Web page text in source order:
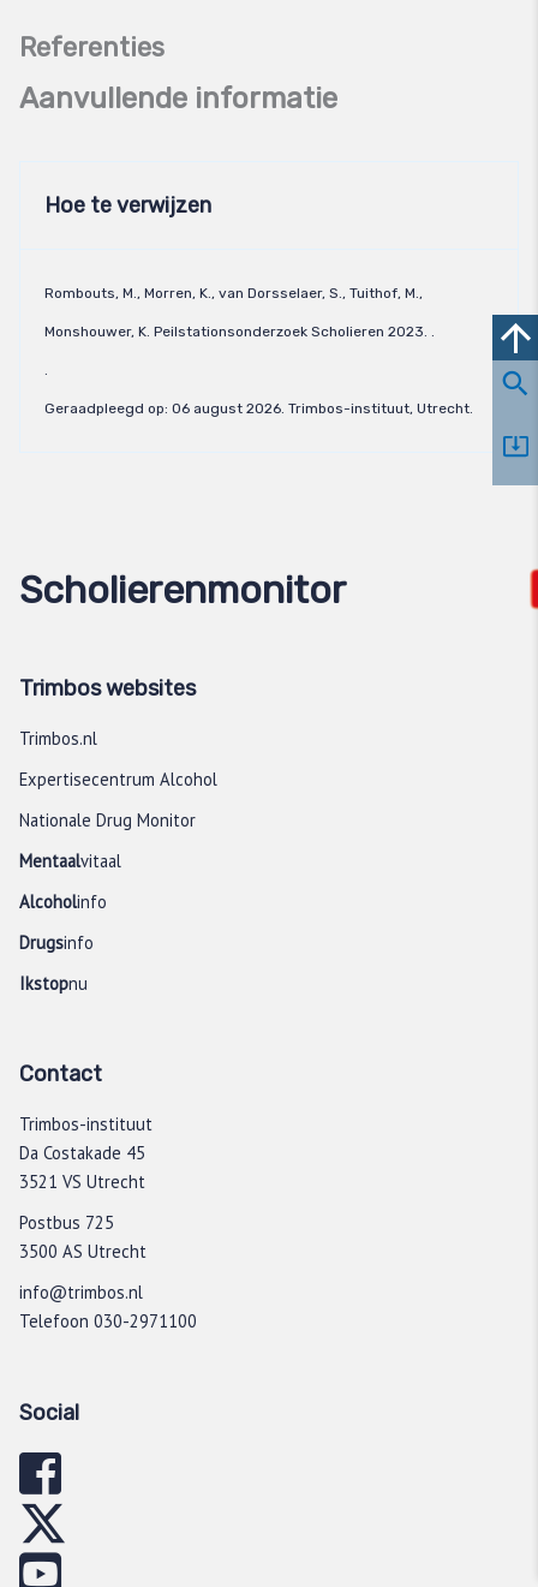
Aanvullende informatie
Hoe te verwijzen
Rombouts, M., Morren, K., van Dorsselaer, S., Tuithof, M.,
Monshouwer, K. Peilstationsonderzoek Scholieren 2023. .
.
Geraadpleegd op: 06 august 2026. Trimbos-instituut, Utrecht.
Scholierenmonitor
Trimbos websites
Trimbos.nl
Expertisecentrum Alcohol
Nationale Drug Monitor
Mentaalvitaal
Alcoholinfo
Drugsinfo
Ikstopnu
Contact
Trimbos-instituut
Da Costakade 45
3521 VS Utrecht
Postbus 725
3500 AS Utrecht
info@trimbos.nl
Telefoon 030-2971100
Social